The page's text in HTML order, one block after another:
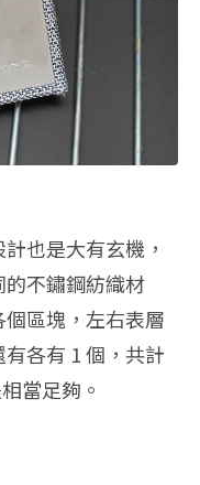
也是大有玄機，
不鏽鋼紡織材
區塊，左右表層
各有 1 個，共計
當足夠。